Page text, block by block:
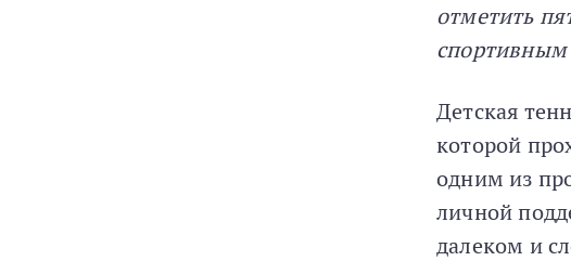
отметить
Детская
которой
одним из
личной
далеком и